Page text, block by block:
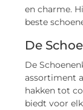
en charme.
beste
De
De
assortiment
hakken tot
biedt voor